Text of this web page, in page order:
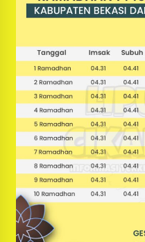
Support
Logistik Ke
Ucapan
Indonesia
Cepat
Timur yang
Pengusiran
1 tahun
Kodim
Perahu
1 tahun
Jelang
Gelar STQ